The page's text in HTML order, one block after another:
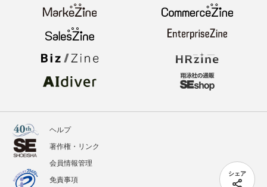
シェア
ヘルプ
著作権・リンク
会員情報管理
免責事項